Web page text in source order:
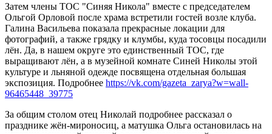
Затем члены ТОС "Синяя Никола" вместе с председателем
Ольгой Орловой после храма встретили гостей возле клуба.
Галина Васильева показала прекрасные локации для
фотографий, а также грядку и клумбы, куда тосовцы посадили
лён. Да, в нашем округе это единственный ТОС, где
выращивают лён, а в музейной комнате Синей Николы этой
культуре и льняной одежде посвящена отдельная большая
экспозиция. Подробнее https://vk.com/gazeta_zarya?w=wall-
96465448_39775
За общим столом отец Николай подробнее рассказал о
празднике жён-мироносиц, а матушка Ольга остановилась на